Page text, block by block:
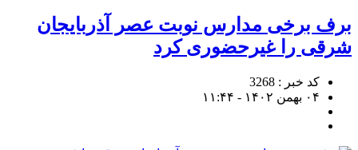
برف برخی مدارس نوبت عصر آذربایجان
شرقی را غیرحضوری کرد
کد خبر : 3268
۰۴ بهمن ۱۴۰۲ - ۱۱:۴۴